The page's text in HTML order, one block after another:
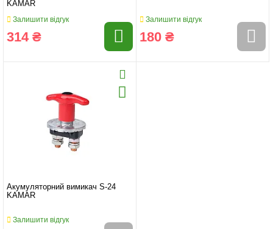
KAMAR
Залишити відгук
314 ₴
Залишити відгук
180 ₴
Акумуляторний вимикач S-24
KAMAR
Залишити відгук